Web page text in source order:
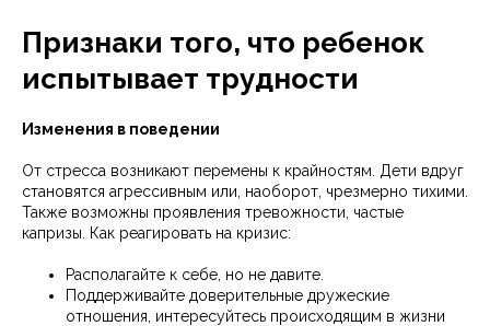
Признаки того, что ребенок
испытывает трудности
Изменения в поведении
От стресса возникают перемены к крайностям. Дети вдруг
становятся агрессивным или, наоборот, чрезмерно тихими.
Также возможны проявления тревожности, частые
капризы. Как реагировать на кризис:
Располагайте к себе, но не давите.
Поддерживайте доверительные дружеские
отношения, интересуйтесь происходящим в жизни